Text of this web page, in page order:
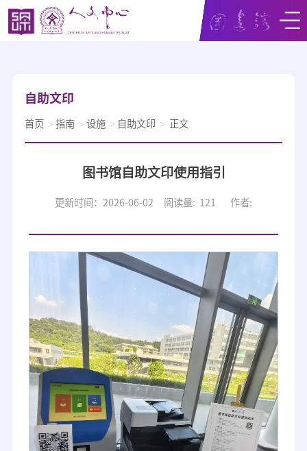
自助文印
首页 指南 设施 自助文印 正文
图书馆自助文印使用指引
更新时间：2026-06-02 阅读量: 121 作者: